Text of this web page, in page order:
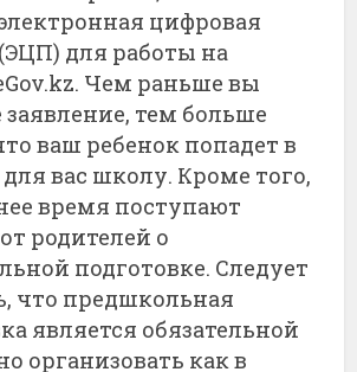
цифровая
для работы на
Чем раньше вы
заявление, тем больше
ваш ребенок попадет в
вас школу. Кроме того,
время поступают
родителей о
подготовке. Следует
что предшкольная
является обязательной
организовать как в